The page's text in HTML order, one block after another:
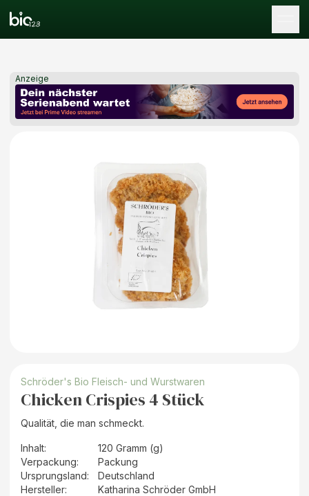
Anzeige
Schröder's Bio Fleisch- und Wurstwaren
Chicken Crispies 4 Stück
Qualität, die man schmeckt.
Inhalt:
120 Gramm (g)
Verpackung:
Packung
Ursprungsland:
Deutschland
Hersteller: Katharina Schröder GmbH